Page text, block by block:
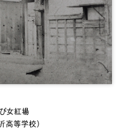
女紅場
高等学校）